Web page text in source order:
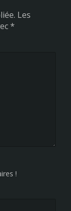
Les
*
!